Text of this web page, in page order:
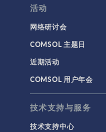
活动
网络研讨会
COMSOL 主题日
近期活动
COMSOL 用户年会
技术支持与服务
技术支持中心